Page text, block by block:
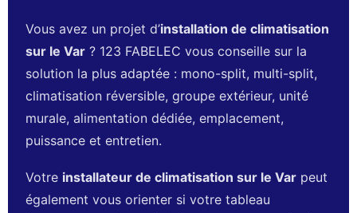
Vous avez un projet d’installation de climatisation
sur le Var ? 123 FABELEC vous conseille sur la
solution la plus adaptée : mono-split, multi-split,
climatisation réversible, groupe extérieur, unité
murale, alimentation dédiée, emplacement,
puissance et entretien.
Votre installateur de climatisation sur le Var peut
également vous orienter si votre tableau